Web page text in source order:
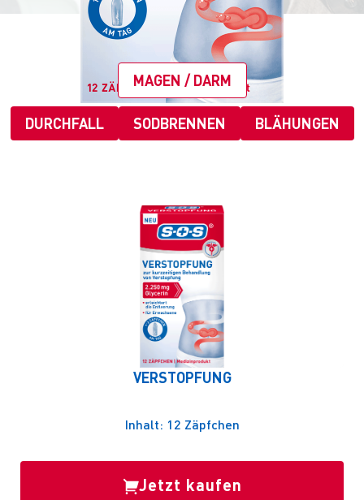
MAGEN / DARM
DURCHFALL SODBRENNEN BLÄHUNGEN
VERSTOPFUNG
Inhalt: 12 Zäpfchen
Jetzt kaufen